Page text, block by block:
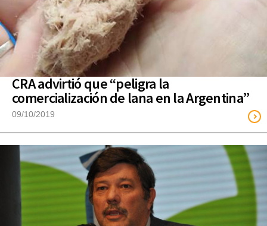
CRA advirtió que “peligra la
comercialización de lana en la Argentina”
09/10/2019